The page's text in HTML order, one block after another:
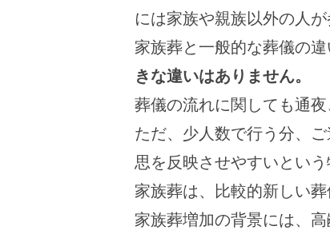
には家族や親族以外の人
家族葬と一般的な葬儀の違
きな違いはありません。
葬儀の流れに関しても通
ただ、少人数で行う分、
思を反映させやすいという
家族葬は、比較的新しい
家族葬増加の背景には、高